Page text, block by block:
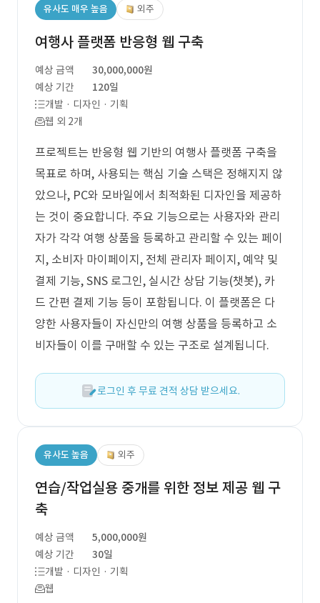
유사도 매우 높음 외주
여행사 플랫폼 반응형 웹 구축
예상 금액
30,000,000원
예상 기간
120일
개발 · 디자인 · 기획
웹 외 2개
프로젝트는 반응형 웹 기반의 여행사 플랫폼 구축을
목표로 하며, 사용되는 핵심 기술 스택은 정해지지 않
았으나, PC와 모바일에서 최적화된 디자인을 제공하
는 것이 중요합니다. 주요 기능으로는 사용자와 관리
자가 각각 여행 상품을 등록하고 관리할 수 있는 페이
지, 소비자 마이페이지, 전체 관리자 페이지, 예약 및
결제 기능, SNS 로그인, 실시간 상담 기능(챗봇), 카
드 간편 결제 기능 등이 포함됩니다. 이 플랫폼은 다
양한 사용자들이 자신만의 여행 상품을 등록하고 소
비자들이 이를 구매할 수 있는 구조로 설계됩니다.
로그인 후 무료 견적 상담 받으세요.
유사도 높음 외주
연습/작업실용 중개를 위한 정보 제공 웹 구
축
예상 금액
5,000,000원
예상 기간
30일
개발 · 디자인 · 기획
웹